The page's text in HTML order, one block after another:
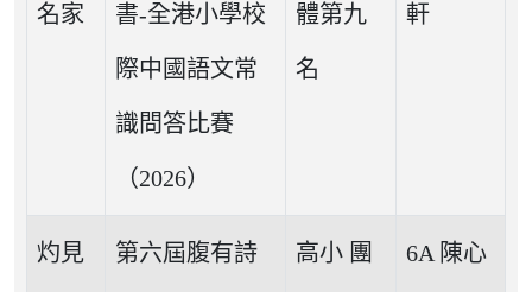
名家 書-全港小學校
際中國語文常
識問答比賽
（2026）
體第九
名
軒
灼見 第六屆腹有詩 高小 團 6A 陳心